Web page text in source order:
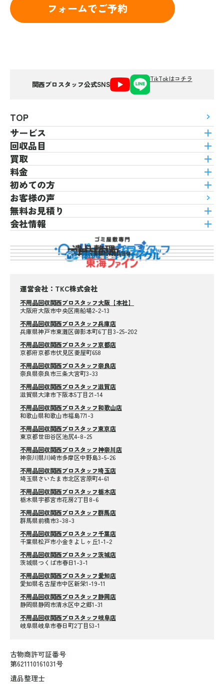
フォームでご予約
関西プロスタッフ公式SNS
TikTokはコチラ
TOP
サービス
回収品目
買取
料金
初めての方
お客様の声
無料お見積り
会社情報
運営会社：TKC株式会社
不用品回収関西プロスタッフ大阪【本社】
大阪府大阪市中央区南船場2-2-13
不用品回収関西プロスタッフ兵庫店
兵庫県神戸市東灘区御影本町6丁目3-25-202
不用品回収関西プロスタッフ京都店
京都府京都市伏見区菱屋町658
不用品回収関西プロスタッフ奈良店
奈良県奈良市三条大宮町3-33
不用品回収関西プロスタッフ滋賀店
滋賀県大津市下阪本5丁目21-14
不用品回収関西プロスタッフ和歌山店
和歌山県和歌山市福島771-3
不用品回収関西プロスタッフ東京店
東京都世田谷区池尻4-8-25
不用品回収関西プロスタッフ神奈川店
神奈川県川崎市多摩区中野島3-5-26
不用品回収関西プロスタッフ埼玉店
埼玉県さいたま市北区宮原町4-61
不用品回収関西プロスタッフ栃木店
栃木県宇都宮市花房2丁目8-6
不用品回収関西プロスタッフ群馬店
群馬県前橋市3-38-3
不用品回収関西プロスタッフ千葉店
千葉県松戸市小金きよしヶ丘1-1-2
不用品回収関西プロスタッフ茨城店
茨城県つくば市春日1-3-1
不用品回収関西プロスタッフ愛知店
愛知県名古屋市中区新栄1-19-11
不用品回収関西プロスタッフ静岡店
静岡県静岡市清水区中之郷1-31
不用品回収関西プロスタッフ岐阜店
岐阜県岐阜市春日町2丁目53-1
古物商許可証番号
第621110161031号
遺品整理士